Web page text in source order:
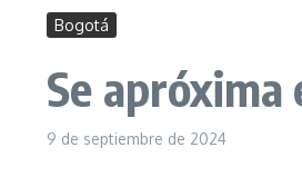
Bogotá
Se
9 de septiembre de 2024